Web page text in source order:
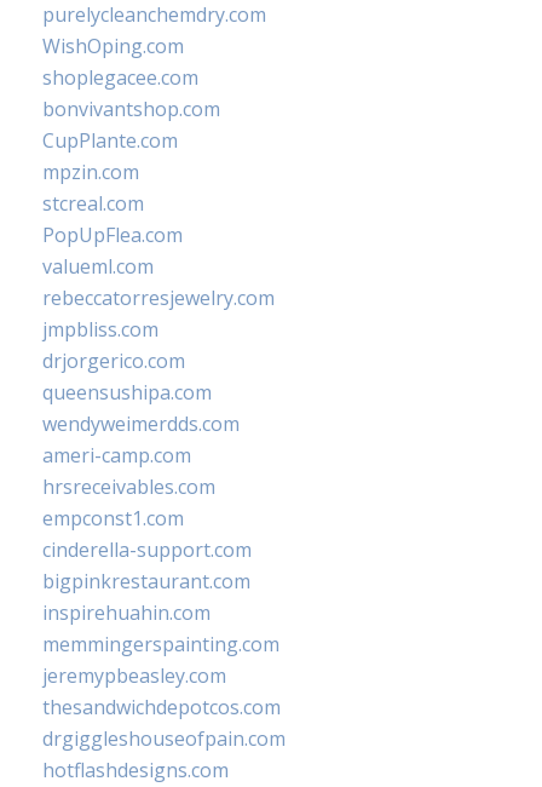
purelycleanchemdry.com
WishOping.com
shoplegacee.com
bonvivantshop.com
CupPlante.com
mpzin.com
stcreal.com
PopUpFlea.com
valueml.com
rebeccatorresjewelry.com
jmpbliss.com
drjorgerico.com
queensushipa.com
wendyweimerdds.com
ameri-camp.com
hrsreceivables.com
empconst1.com
cinderella-support.com
bigpinkrestaurant.com
inspirehuahin.com
memmingerspainting.com
jeremypbeasley.com
thesandwichdepotcos.com
drgiggleshouseofpain.com
hotflashdesigns.com